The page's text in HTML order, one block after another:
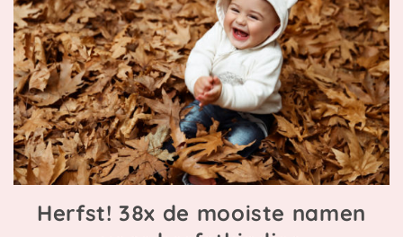
Herfst! 38x de mooiste namen